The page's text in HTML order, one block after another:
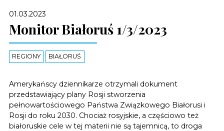
PL
01.03.2023
Monitor Białoruś 1/3/2023
REGIONY BIAŁORUŚ
Amerykańscy dziennikarze otrzymali dokument
przedstawiający plany Rosji stworzenia
pełnowartościowego Państwa Związkowego Białorusi i
Rosji do roku 2030. Chociaż rosyjskie, a częściowo też
białoruskie cele w tej materii nie są tajemnicą, to droga